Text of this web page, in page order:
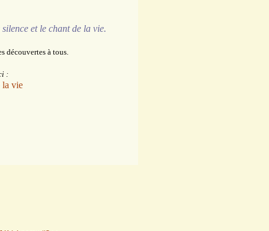
silence et le chant de la vie.
découvertes à tous.
:
la vie